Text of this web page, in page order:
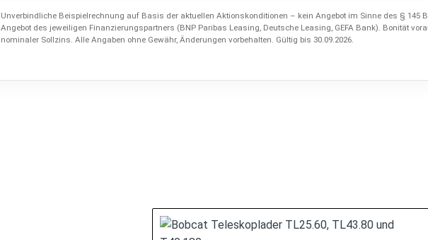
Unverbindliche Beispielrechnung auf Basis der aktuellen Aktionskonditionen – kein Angebot im Sinne des § 145
Angebot des jeweiligen Finanzierungspartners (BNP Paribas Leasing, Deutsche Leasing, GEFA Bank). Bonität
nominaler Sollzins. Alle Angaben ohne Gewähr, Änderungen vorbehalten. Gültig bis 30.09.2026.